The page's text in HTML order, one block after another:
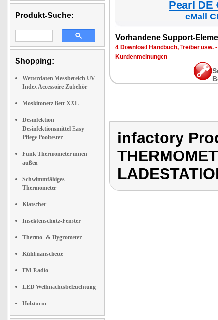
Produkt-Suche:
Shopping:
Wetterdaten Messbereich UV
Index Accessoire Zubehör
Moskitonetz Bett XXL
Desinfektion
Desinfektionsmittel Easy
Pflege Pooltester
Funk Thermometer innen
außen
Schwimmfähiges
Thermometer
Klatscher
Insektenschutz-Fenster
Thermo- & Hygrometer
Kühlmanschette
FM-Radio
LED Weihnachtsbeleuchtung
Holzturm
Pearl DE
eMall
Vorhandene Support-
4 Download Handbuch, Treiber usw. •
Kundenmeinungen
infactory